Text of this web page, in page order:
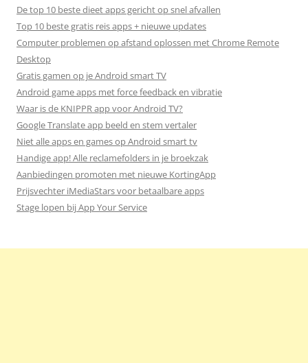
De top 10 beste dieet apps gericht op snel afvallen
Top 10 beste gratis reis apps + nieuwe updates
Computer problemen op afstand oplossen met Chrome Remote
Desktop
Gratis gamen op je Android smart TV
Android game apps met force feedback en vibratie
Waar is de KNIPPR app voor Android TV?
Google Translate app beeld en stem vertaler
Niet alle apps en games op Android smart tv
Handige app! Alle reclamefolders in je broekzak
Aanbiedingen promoten met nieuwe KortingApp
Prijsvechter iMediaStars voor betaalbare apps
Stage lopen bij App Your Service